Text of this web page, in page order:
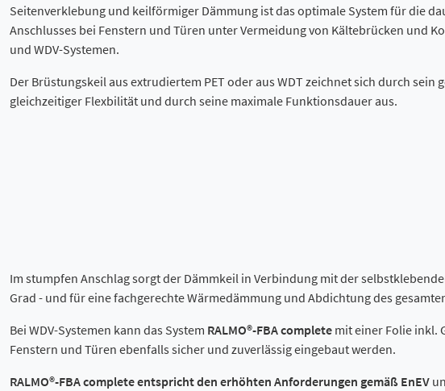
Seitenverklebung und keilförmiger Dämmung ist das optimale System für die
Anschlusses bei Fenstern und Türen unter Vermeidung von Kältebrücken und
und WDV-Systemen.
Der Brüstungskeil aus extrudiertem PET oder aus WDT zeichnet sich durch sein
gleichzeitiger Flexbilität und durch seine maximale Funktionsdauer aus.
Im stumpfen Anschlag sorgt der Dämmkeil in Verbindung mit der
Grad - und für eine fachgerechte Wärmedämmung und Abdichtung des
Bei WDV-Systemen kann das System RALMO®-FBA complete mit einer Folie inkl.
Fenstern und Türen ebenfalls sicher und zuverlässig eingebaut werden.
RALMO®-FBA complete entspricht den erhöhten Anforderungen gemäß EnEV